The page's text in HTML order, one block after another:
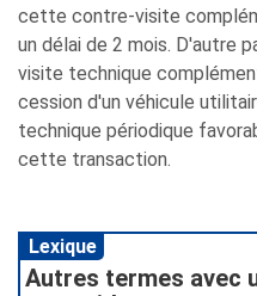
cette contre-visite
un délai de 2 mois. D'autre
visite technique
cession d'un véhicule
technique périodique
cette transaction.
Lexique
Autres termes avec